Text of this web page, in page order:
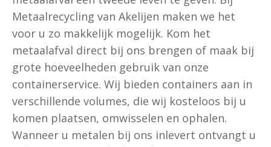
Metaalrecycling van Akelijen maken we het
voor u zo makkelijk mogelijk. Kom het
metaalafval direct bij ons brengen of maak bij
grote hoeveelheden gebruik van onze
containerservice. Wij bieden containers aan in
verschillende volumes, die wij kosteloos bij u
komen plaatsen, omwisselen en ophalen.
Wanneer u metalen bij ons inlevert ontvangt u